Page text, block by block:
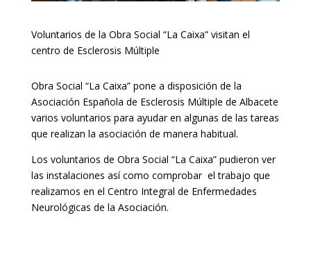
Voluntarios de la Obra Social “La Caixa” visitan el
centro de Esclerosis Múltiple
Obra Social “La Caixa” pone a disposición de la
Asociación Española de Esclerosis Múltiple de Albacete
varios voluntarios para ayudar en algunas de las tareas
que realizan la asociación de manera habitual.
Los voluntarios de Obra Social “La Caixa” pudieron ver
las instalaciones así como comprobar el trabajo que
realizamos en el Centro Integral de Enfermedades
Neurológicas de la Asociación.